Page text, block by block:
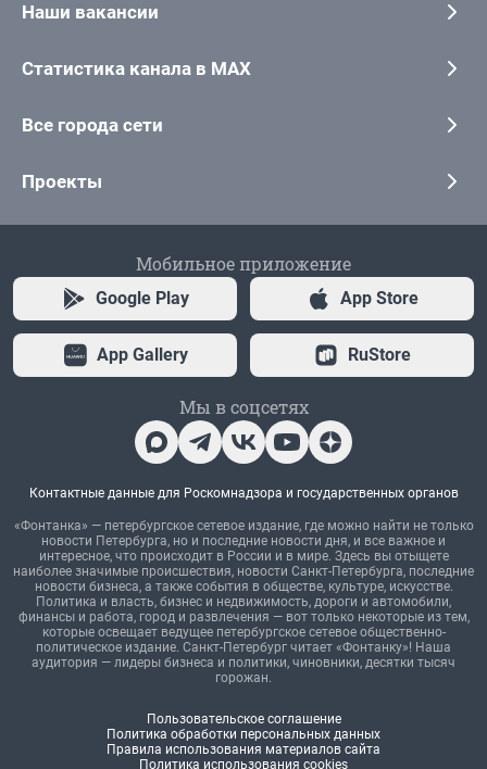
Наши вакансии
Статистика канала в MAX
Все города сети
Проекты
Мобильное приложение
Google Play App Store
App Gallery RuStore
Мы в соцсетях
Контактные данные для Роскомнадзора и государственных органов
«Фонтанка» — петербургское сетевое издание, где можно найти не только
новости Петербурга, но и последние новости дня, и все важное и
интересное, что происходит в России и в мире. Здесь вы отыщете
наиболее значимые происшествия, новости Санкт-Петербурга, последние
новости бизнеса, а также события в обществе, культуре, искусстве.
Политика и власть, бизнес и недвижимость, дороги и автомобили,
финансы и работа, город и развлечения — вот только некоторые из тем,
которые освещает ведущее петербургское сетевое общественно-
политическое издание. Санкт-Петербург читает «Фонтанку»! Наша
аудитория — лидеры бизнеса и политики, чиновники, десятки тысяч
горожан.
Пользовательское соглашение
Политика обработки персональных данных
Правила использования материалов сайта
Политика использования cookies